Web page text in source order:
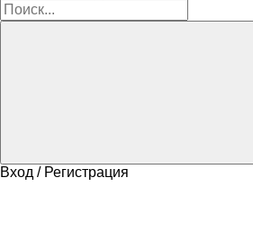
Вход / Регистрация